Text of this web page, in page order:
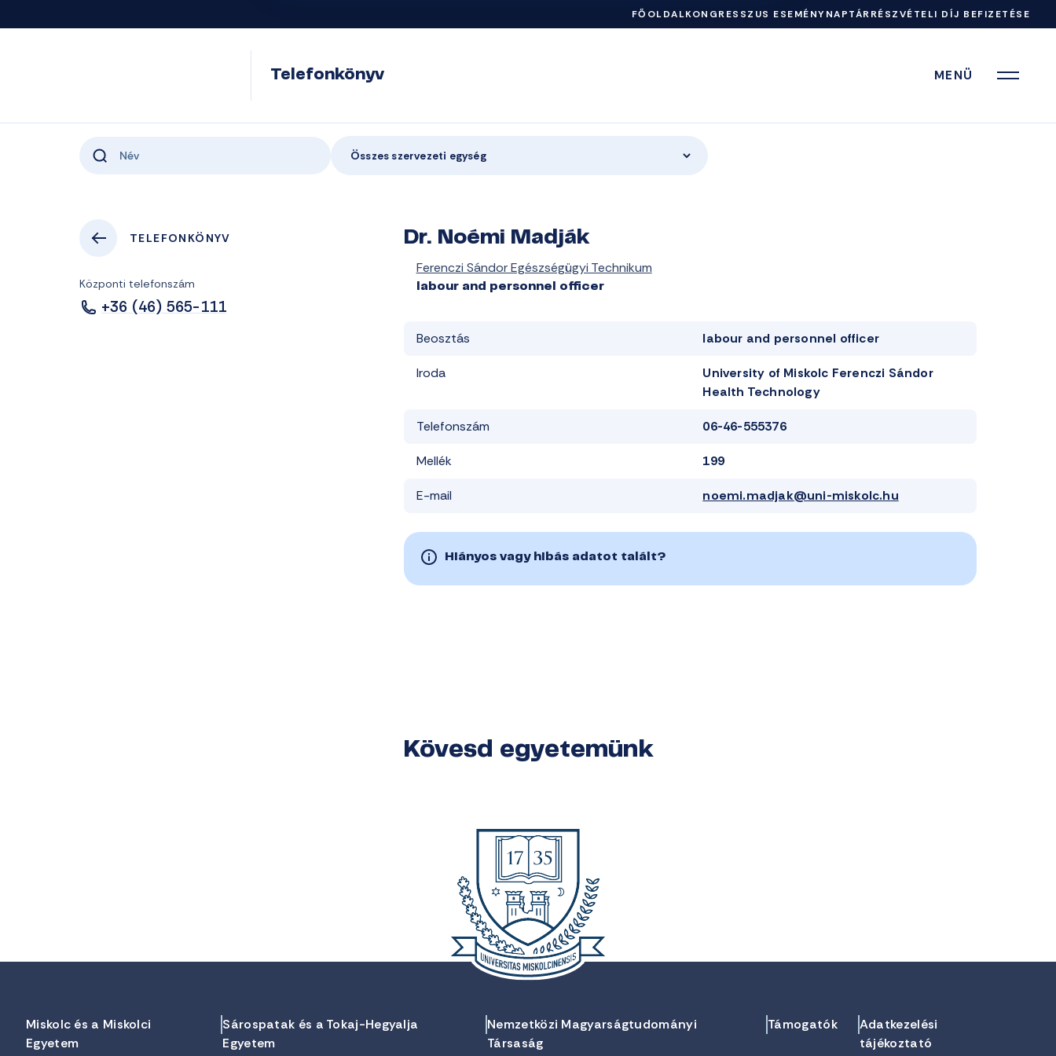
FŐOLDALKONGRESSZUS ESEMÉNYNAPTÁRRÉSZVÉTELI DÍJ BEFIZETÉSE
Telefonkönyv MENÜ
Összes szervezeti egység
TELEFONKÖNYV
Központi telefonszám
+36 (46) 565-111
Dr. Noémi Madják
Ferenczi Sándor Egészségügyi Technikum
labour and personnel officer
Beosztás labour and personnel officer
Iroda
University of Miskolc Ferenczi Sándor
Health Technology
Telefonszám 06-46-555376
Mellék 199
E-mail noemi.madjak@uni-miskolc.hu
Hiányos vagy hibás adatot talált?
Kövesd egyetemünk
Miskolc és a Miskolci
Egyetem
Sárospatak és a Tokaj-Hegyalja
Egyetem
Nemzetközi Magyarságtudományi
Társaság
Támogatók
Adatkezelési
tájékoztató